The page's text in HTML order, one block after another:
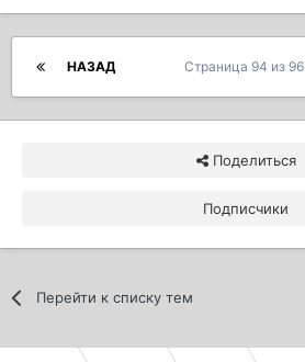
НАЗАД Страница 94 из 96
Поделиться
Подписчики
Перейти к списку тем